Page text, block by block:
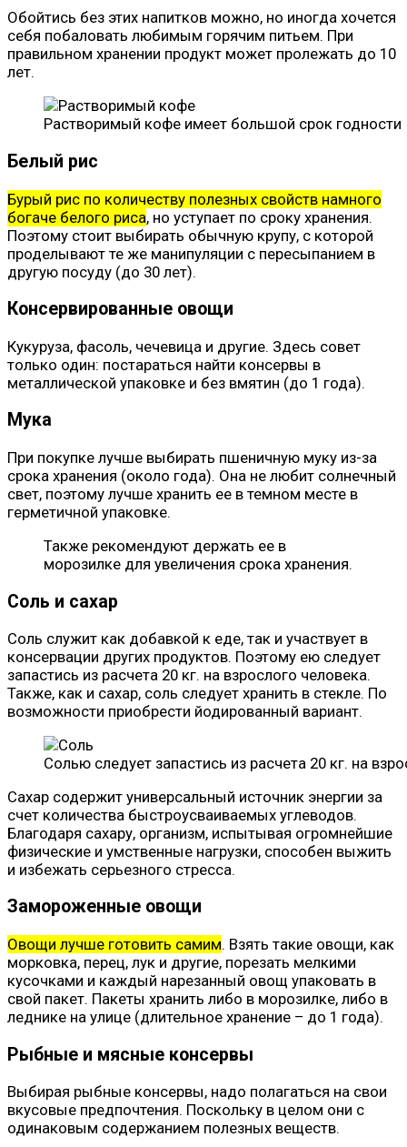
Обойтись без этих напитков можно, но иногда хочется
себя побаловать любимым горячим питьем. При
правильном хранении продукт может пролежать до 10
лет.
Растворимый кофе имеет большой срок годности
Белый рис
Бурый рис по количеству полезных свойств намного
богаче белого риса, но уступает по сроку хранения.
Поэтому стоит выбирать обычную крупу, с которой
проделывают те же манипуляции с пересыпанием в
другую посуду (до 30 лет).
Консервированные овощи
Кукуруза, фасоль, чечевица и другие. Здесь совет
только один: постараться найти консервы в
металлической упаковке и без вмятин (до 1 года).
Мука
При покупке лучше выбирать пшеничную муку из-за
срока хранения (около года). Она не любит солнечный
свет, поэтому лучше хранить ее в темном месте в
герметичной упаковке.
Также рекомендуют держать ее в
морозилке для увеличения срока хранения.
Соль и сахар
Соль служит как добавкой к еде, так и участвует в
консервации других продуктов. Поэтому ею следует
запастись из расчета 20 кг. на взрослого человека.
Также, как и сахар, соль следует хранить в стекле. По
возможности приобрести йодированный вариант.
Солью следует запастись из расчета 20 кг. на
Сахар содержит универсальный источник энергии за
счет количества быстроусваиваемых углеводов.
Благодаря сахару, организм, испытывая огромнейшие
физические и умственные нагрузки, способен выжить
и избежать серьезного стресса.
Замороженные овощи
Овощи лучше готовить самим. Взять такие овощи, как
морковка, перец, лук и другие, порезать мелкими
кусочками и каждый нарезанный овощ упаковать в
свой пакет. Пакеты хранить либо в морозилке, либо в
леднике на улице (длительное хранение – до 1 года).
Рыбные и мясные консервы
Выбирая рыбные консервы, надо полагаться на свои
вкусовые предпочтения. Поскольку в целом они с
одинаковым содержанием полезных веществ.